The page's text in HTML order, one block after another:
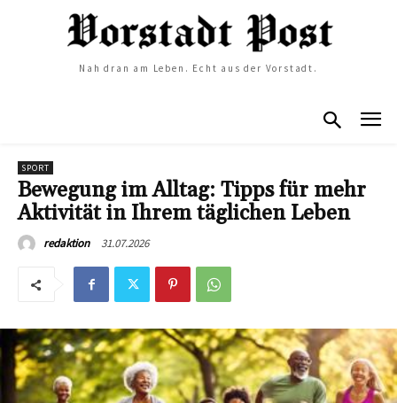
Nah dran am Leben. Echt aus der Vorstadt.
SPORT
Bewegung im Alltag: Tipps für mehr
Aktivität in Ihrem täglichen Leben
redaktion 31.07.2026